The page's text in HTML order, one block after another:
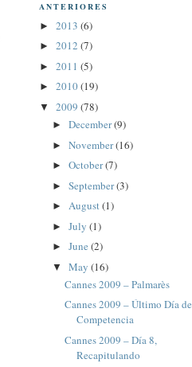
ANTERIORES
► 2013 (6)
► 2012 (7)
► 2011 (5)
► 2010(19)
▼ 2009 (78)
► December(9)
► November(16)
► October(7)
► September(3)
► August(1)
► July (1)
► June (2)
▼ May (16)
Cannes 2009 – Palmarès
Cannes 2009 – Último Día de
Competencia
Cannes 2009 – Día 8,
Recapitulando